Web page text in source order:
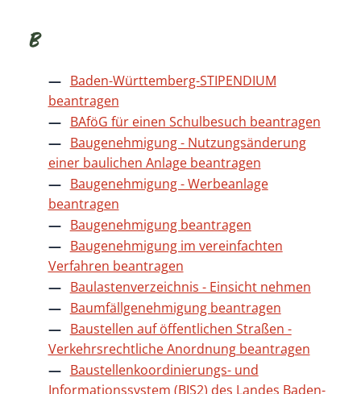
B
Baden-Württemberg-STIPENDIUM
beantragen
BAföG für einen Schulbesuch beantragen
Baugenehmigung - Nutzungsänderung
einer baulichen Anlage beantragen
Baugenehmigung - Werbeanlage
beantragen
Baugenehmigung beantragen
Baugenehmigung im vereinfachten
Verfahren beantragen
Baulastenverzeichnis - Einsicht nehmen
Baumfällgenehmigung beantragen
Baustellen auf öffentlichen Straßen -
Verkehrsrechtliche Anordnung beantragen
Baustellenkoordinierungs- und
Informationssystem (BIS2) des Landes Baden-